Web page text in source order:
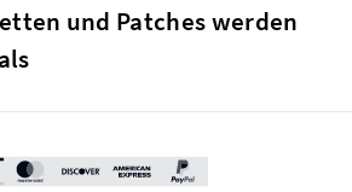
und Patches werden